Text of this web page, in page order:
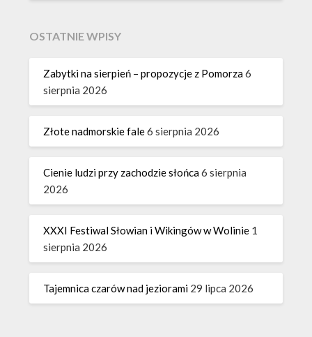
OSTATNIE WPISY
Zabytki na sierpień – propozycje z Pomorza6
sierpnia 2026
Złote nadmorskie fale6 sierpnia 2026
Cienie ludzi przy zachodzie słońca6 sierpnia
2026
XXXI Festiwal Słowian i Wikingów w Wolinie 1
sierpnia 2026
Tajemnica czarów nad jeziorami 29 lipca 2026